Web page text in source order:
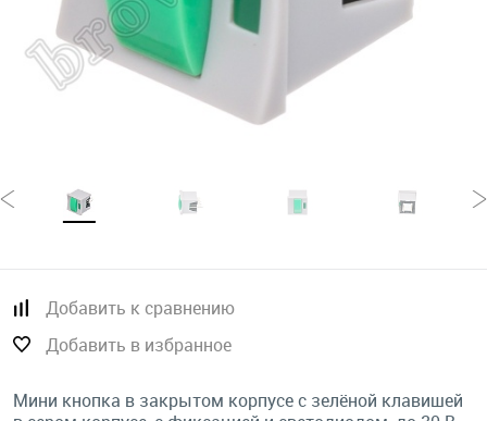
Добавить к сравнению
Добавить в избранное
Мини кнопка в закрытом корпусе с зелёной клавишей